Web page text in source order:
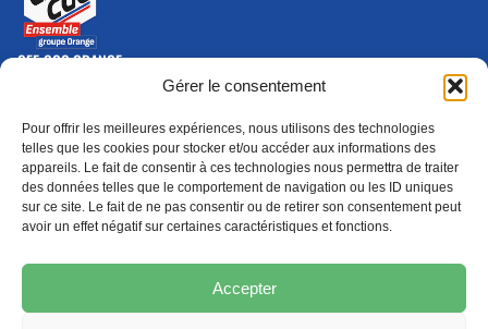
Gérer le consentement
Pour offrir les meilleures expériences, nous utilisons des technologies
telles que les cookies pour stocker et/ou accéder aux informations des
appareils. Le fait de consentir à ces technologies nous permettra de traiter
des données telles que le comportement de navigation ou les ID uniques
sur ce site. Le fait de ne pas consentir ou de retirer son consentement peut
avoir un effet négatif sur certaines caractéristiques et fonctions.
Accepter
CFE-CGC ORANGE
10-12 rue Saint Amand, 75015 Paris Cedex 15
Nous contacter
01 46 79 28 74
S'ABONNER(NOUVELLE FENÊTRE)
ADHÉRER
Épargne
(nouvelle fenêtre) Formation
(nouvelle fenêtre)